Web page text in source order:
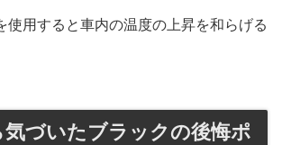
用すると車内の温度の上昇を和らげる
気づいたブラックの後悔ポ